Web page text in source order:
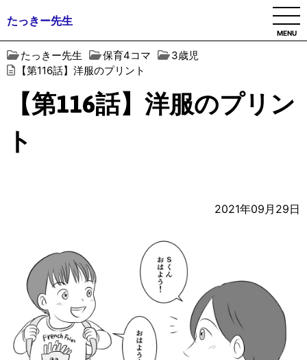
たっきー先生
MENU
たっきー先生 保育4コマ
3歳児
【第116話】洋服のプリント
【第116話】洋服のプリン
ト
2021年09月29日